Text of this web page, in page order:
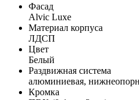
Фасад
Alvic Luxe
Материал корпуса
ЛДСП
Цвет
Белый
Раздвижная система
алюминиевая,
Кромка